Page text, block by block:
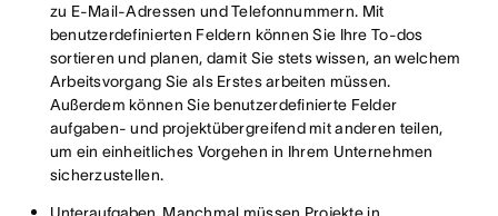
zu E-Mail-Adressen und Telefonnummern. Mit
benutzerdefinierten Feldern können Sie Ihre To-dos
sortieren und planen, damit Sie stets wissen, an welchem
Arbeitsvorgang Sie als Erstes arbeiten müssen.
Außerdem können Sie benutzerdefinierte Felder
aufgaben- und projektübergreifend mit anderen teilen,
um ein einheitliches Vorgehen in Ihrem Unternehmen
sicherzustellen.